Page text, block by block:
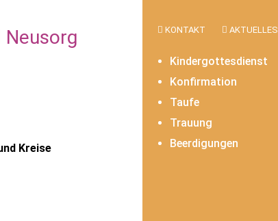
Neusorg KONTAKT AKTUELLES
Kindergottesdienst
Konfirmation
Taufe
Trauung
Beerdigungen
Kreise